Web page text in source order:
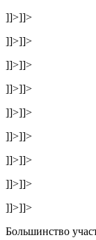
]]>]]>
]]>]]>
]]>]]>
]]>]]>
]]>]]>
]]>]]>
]]>]]>
]]>]]>
]]>]]>
Большинство